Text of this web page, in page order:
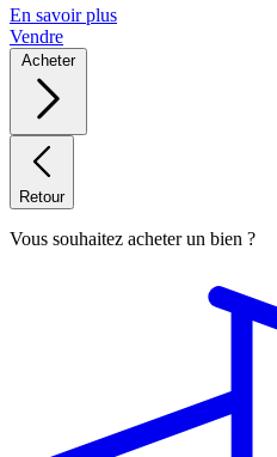
En savoir plus
Vendre
Acheter
Retour
Vous souhaitez acheter un bien ?